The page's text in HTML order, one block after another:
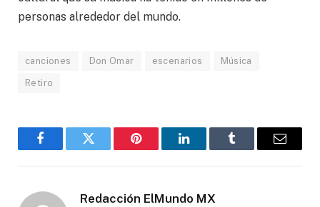
personas alrededor del mundo.
canciones Don Omar escenarios Música
Retiro
FacebookGorjeo Pinterest LinkedInTumblr
Correo
Redacción ElMundo MX